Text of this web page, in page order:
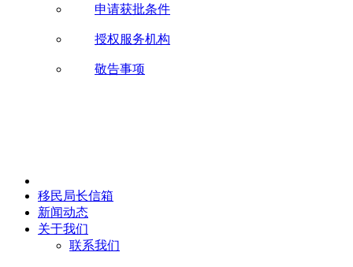
申请获批条件
授权服务机构
敬告事项
移民局长信箱
新闻动态
关于我们
联系我们